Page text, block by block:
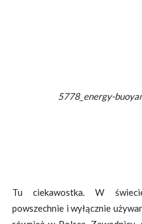
5778_energy-
Tu ciekawostka. W
powszechnie i wyłącznie